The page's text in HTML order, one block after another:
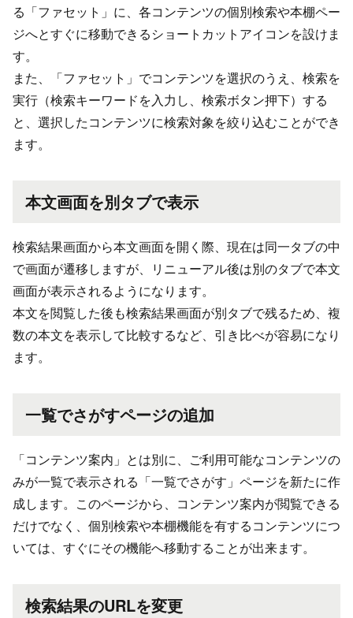
る「ファセット」に、各コンテンツの個別検索や本棚ペー
ジへとすぐに移動できるショートカットアイコンを設けま
す。
また、「ファセット」でコンテンツを選択のうえ、検索を
実行（検索キーワードを入力し、検索ボタン押下）する
と、選択したコンテンツに検索対象を絞り込むことができ
ます。
本文画面を別タブで表示
検索結果画面から本文画面を開く際、現在は同一タブの中
で画面が遷移しますが、リニューアル後は別のタブで本文
画面が表示されるようになります。
本文を閲覧した後も検索結果画面が別タブで残るため、複
数の本文を表示して比較するなど、引き比べが容易になり
ます。
一覧でさがすページの追加
「コンテンツ案内」とは別に、ご利用可能なコンテンツの
みが一覧で表示される「一覧でさがす」ページを新たに作
成します。このページから、コンテンツ案内が閲覧できる
だけでなく、個別検索や本棚機能を有するコンテンツにつ
いては、すぐにその機能へ移動することが出来ます。
検索結果のURLを変更